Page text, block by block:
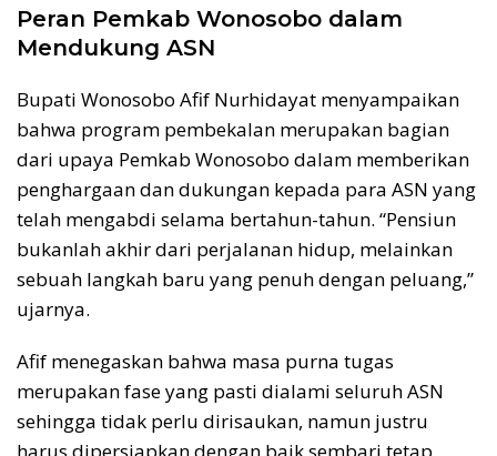
Peran Pemkab Wonosobo dalam
Mendukung ASN
Bupati Wonosobo Afif Nurhidayat menyampaikan
bahwa program pembekalan merupakan bagian
dari upaya Pemkab Wonosobo dalam memberikan
penghargaan dan dukungan kepada para ASN yang
telah mengabdi selama bertahun-tahun. “Pensiun
bukanlah akhir dari perjalanan hidup, melainkan
sebuah langkah baru yang penuh dengan peluang,”
ujarnya.
Afif menegaskan bahwa masa purna tugas
merupakan fase yang pasti dialami seluruh ASN
sehingga tidak perlu dirisaukan, namun justru